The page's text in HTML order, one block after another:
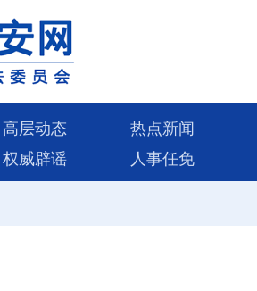
高层动态 热点新闻
权威辟谣 人事任免